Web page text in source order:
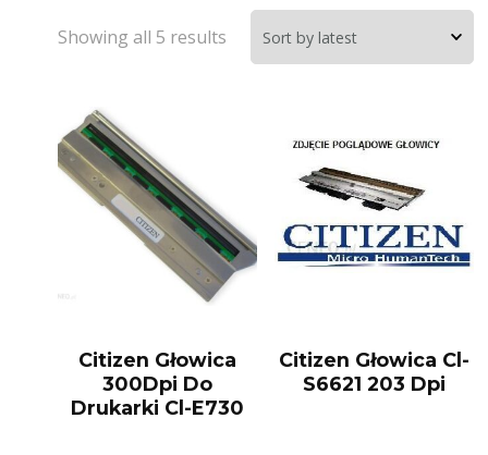
Showing all 5 results
Citizen Głowica
300Dpi Do
Drukarki Cl-E730
Citizen Głowica Cl-
S6621 203 Dpi